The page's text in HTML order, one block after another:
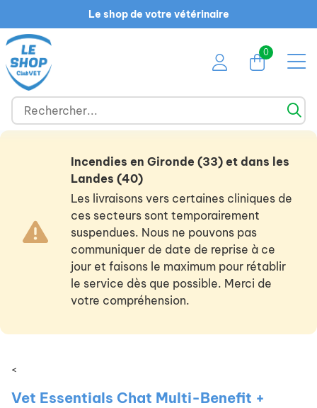
Le shop de votre vétérinaire
0
Incendies en Gironde (33) et dans les
Landes (40)
Les livraisons vers certaines cliniques de
ces secteurs sont temporairement
suspendues. Nous ne pouvons pas
communiquer de date de reprise à ce
jour et faisons le maximum pour rétablir
le service dès que possible. Merci de
votre compréhension.
<
Vet Essentials Chat Multi-Benefit +